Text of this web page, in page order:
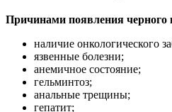
Причинами появления черного
наличие онкологического
язвенные болезни;
анемичное состояние;
гельминтоз;
анальные трещины;
гепатит;